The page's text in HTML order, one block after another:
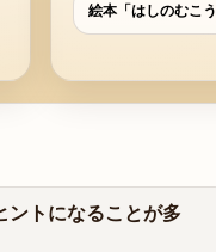
絵本「はしのむこ
ントになることが多